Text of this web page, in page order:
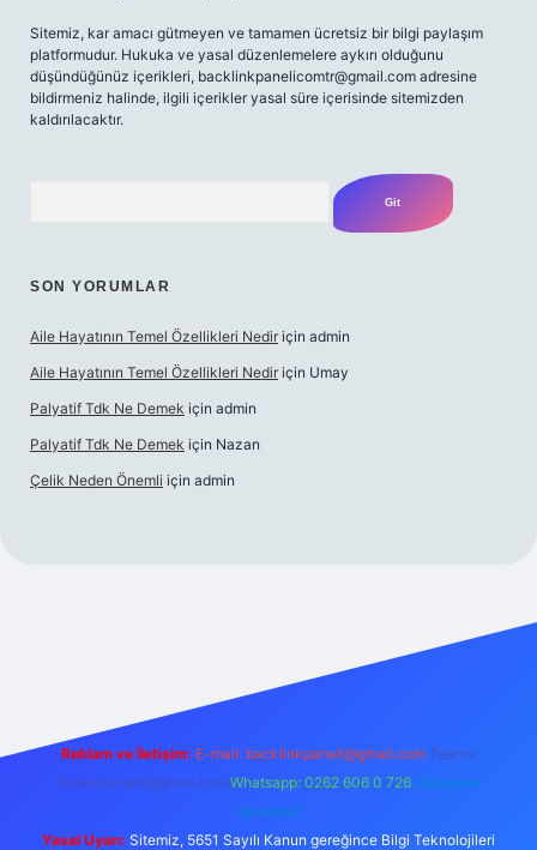
Sitemiz, kar amacı gütmeyen ve tamamen ücretsiz bir bilgi paylaşım
platformudur. Hukuka ve yasal düzenlemelere aykırı olduğunu
düşündüğünüz içerikleri, backlinkpanelicomtr@gmail.com adresine
bildirmeniz halinde, ilgili içerikler yasal süre içerisinde sitemizden
kaldırılacaktır.
SON YORUMLAR
Aile Hayatının Temel Özellikleri Nedir için admin
Aile Hayatının Temel Özellikleri Nedir için Umay
Palyatif Tdk Ne Demek için admin
Palyatif Tdk Ne Demek için Nazan
Çelik Neden Önemli için admin
Reklam ve İletişim: E-mail: backlinkpaneli@gmail.com Teams:
forumhizmeti@gmail.com Whatsapp: 0262 606 0 726 Telegram:
@karabul
Yasal Uyarı: Sitemiz, 5651 Sayılı Kanun gereğince Bilgi Teknolojileri